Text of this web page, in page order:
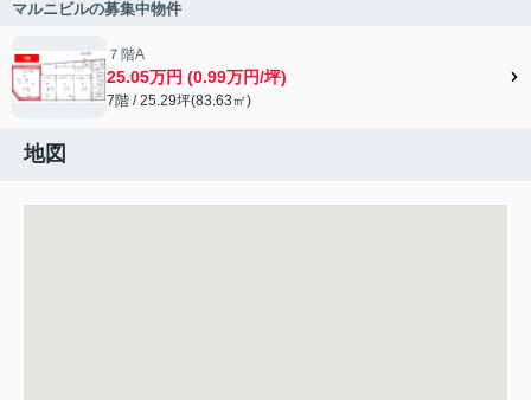
マルニビルの募集中物件
７階A
25.05万円 (0.99万円/坪)
7階 / 25.29坪(83.63㎡)
地図